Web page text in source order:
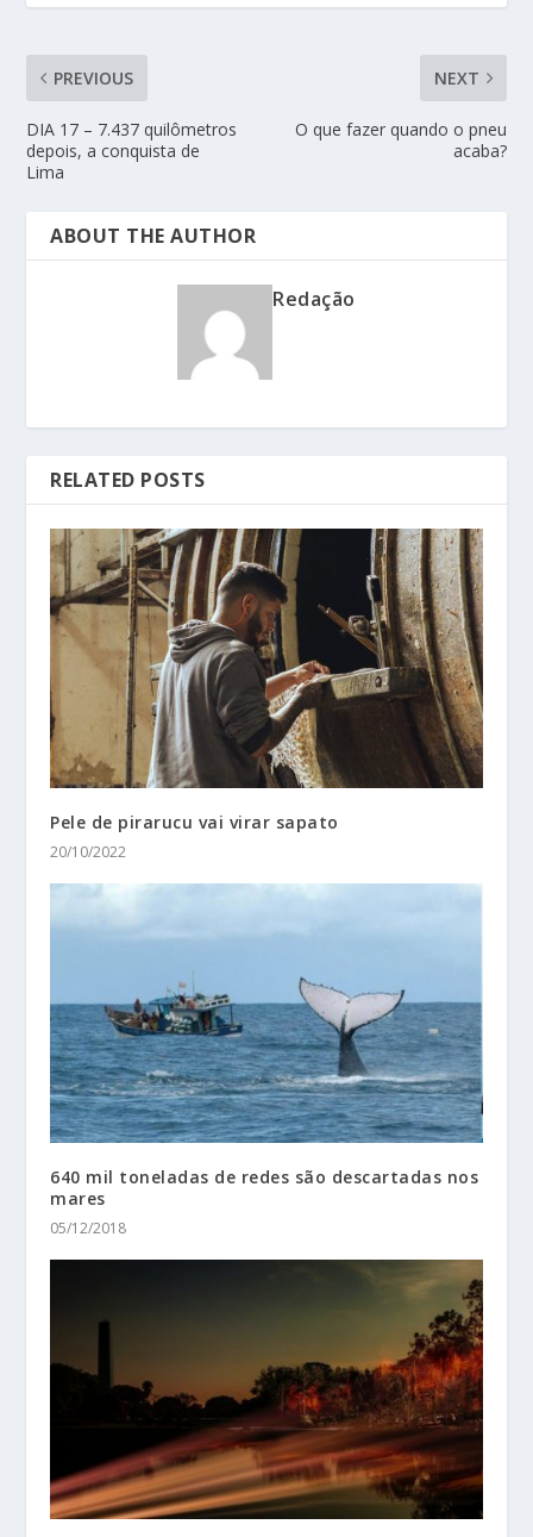
PREVIOUS
DIA 17 – 7.437 quilômetros
depois, a conquista de
Lima
NEXT
O que fazer quando o pneu
acaba?
ABOUT THE AUTHOR
Redação
RELATED POSTS
Pele de pirarucu vai virar sapato
20/10/2022
640 mil toneladas de redes são descartadas nos
mares
05/12/2018